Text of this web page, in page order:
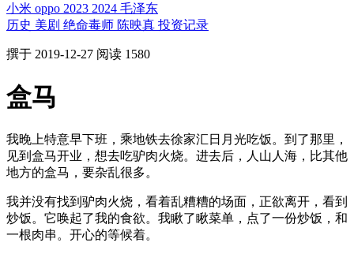
小米 oppo 2023 2024 毛泽东
历史 美剧 绝命毒师 陈映真 投资记录
撰于 2019-12-27 阅读 1580
盒马
我晚上特意早下班，乘地铁去徐家汇日月光吃饭。到了那里，
见到盒马开业，想去吃驴肉火烧。进去后，人山人海，比其他
地方的盒马，要杂乱很多。
我并没有找到驴肉火烧，看着乱糟糟的场面，正欲离开，看到
炒饭。它唤起了我的食欲。我瞅了瞅菜单，点了一份炒饭，和
一根肉串。开心的等候着。